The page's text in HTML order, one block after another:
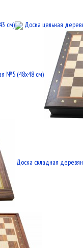
см) Доска цельная
№5 (48x48 см)
Доска складная